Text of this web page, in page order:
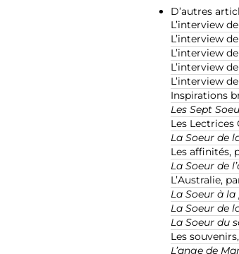
D’autres
L’interview
L’interview
L’interview
L’interview
L’interview
Inspirations
Les Sept
Les Lectrices
La Soeur de
Les affinités,
La Soeur de
L’Australie,
La Soeur à la
La Soeur de
La Soeur du
Les
L’ange de